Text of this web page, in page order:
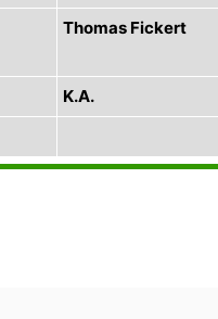
Thomas Fickert
K.A.